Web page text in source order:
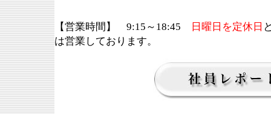
【営業時間】 9:15～18:45 日曜日を定休日
は営業しております。